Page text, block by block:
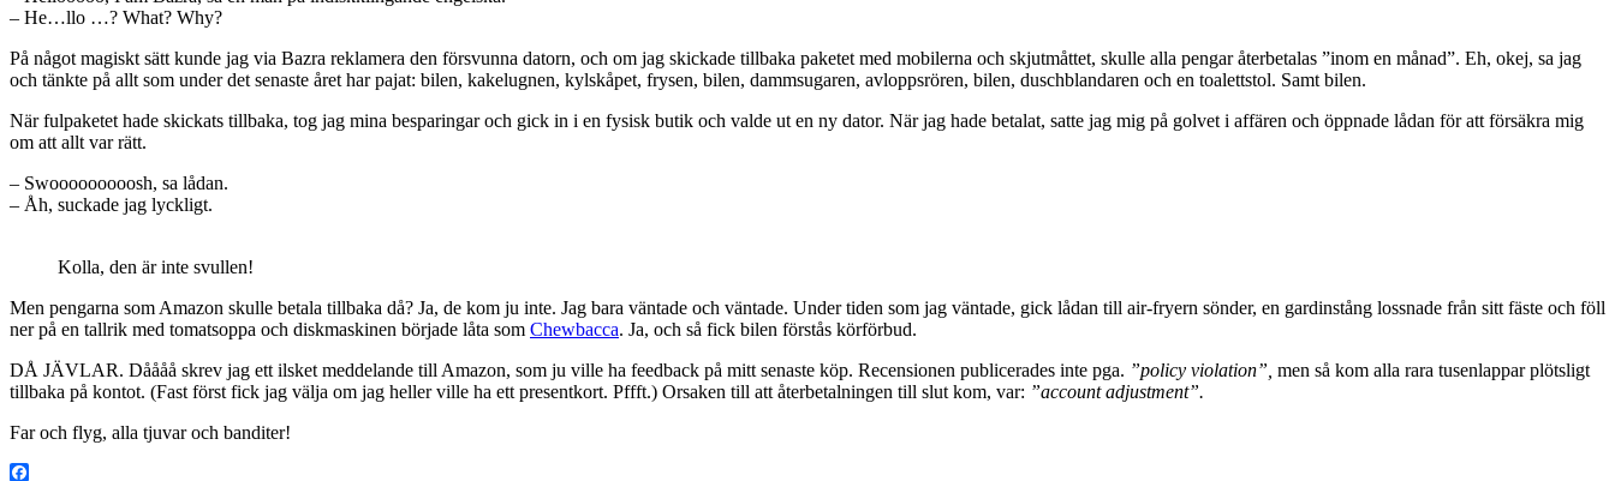
– He…llo …? What? Why?
På något magiskt sätt kunde jag via Bazra reklamera den försvunna datorn, och om jag skickade tillbaka paketet med mobilerna och skjutmåttet, skulle alla pengar återbetalas ”inom en månad”. Eh, okej, sa jag
och tänkte på allt som under det senaste året har pajat: bilen, kakelugnen, kylskåpet, frysen, bilen, dammsugaren, avloppsrören, bilen, duschblandaren och en toalettstol. Samt bilen.
När fulpaketet hade skickats tillbaka, tog jag mina besparingar och gick in i en fysisk butik och valde ut en ny dator. När jag hade betalat, satte jag mig på golvet i affären och öppnade lådan för att försäkra mig
om att allt var rätt.
– Swooooooooosh, sa lådan.
– Åh, suckade jag lyckligt.
Kolla, den är inte svullen!
Men pengarna som Amazon skulle betala tillbaka då? Ja, de kom ju inte. Jag bara väntade och väntade. Under tiden som jag väntade, gick lådan till air-fryern sönder, en gardinstång lossnade från sitt fäste och föll
ner på en tallrik med tomatsoppa och diskmaskinen började låta som Chewbacca. Ja, och så fick bilen förstås körförbud.
DÅ JÄVLAR. Dåååå skrev jag ett ilsket meddelande till Amazon, som ju ville ha feedback på mitt senaste köp. Recensionen publicerades inte pga. ”policy violation”, men så kom alla rara tusenlappar plötsligt
tillbaka på kontot. (Fast först fick jag välja om jag heller ville ha ett presentkort. Pffft.) Orsaken till att återbetalningen till slut kom, var: ”account adjustment”.
Far och flyg, alla tjuvar och banditer!